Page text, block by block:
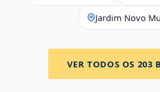
Jardim Novo
VER TODOS OS 203